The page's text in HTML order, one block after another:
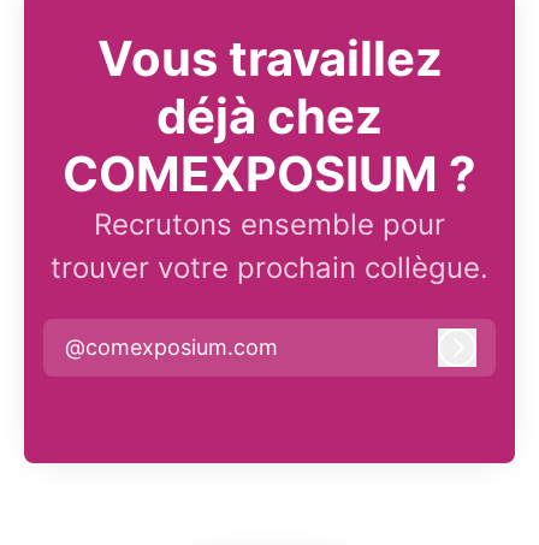
Vous travaillez
déjà chez
COMEXPOSIUM ?
Recrutons ensemble pour
trouver votre prochain collègue.
@comexposium.com